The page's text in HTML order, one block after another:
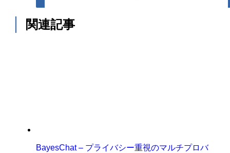
関連記事
BayesChat – プライバシー重視のマルチプロバ